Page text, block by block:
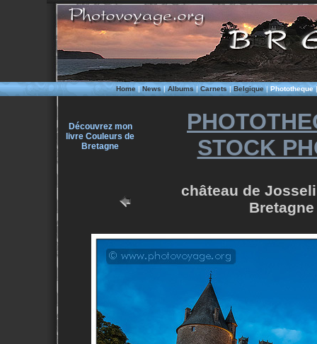
Home|News|Albums|Carnets|Belgique|Phototheque
Découvrez mon
livre Couleurs de
Bretagne
STOCK
château de
Bretagne